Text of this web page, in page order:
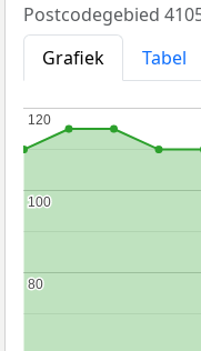
Postcodegebied
Grafiek
Tabel
80
80
100
100
120
120